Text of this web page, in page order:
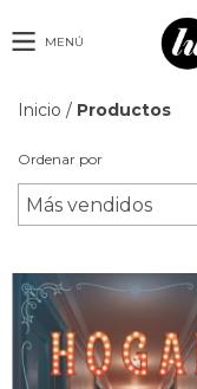
MENÚ
Inicio / Productos
Ordenar por